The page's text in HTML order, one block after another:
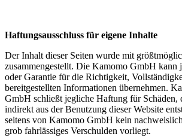
Haftungsausschluss für eigene Inhalte
Der Inhalt dieser Seiten wurde mit
zusammengestellt. Die Kamomo GmbH kann
oder Garantie für die Richtigkeit,
bereitgestellten Informationen übernehmen.
GmbH schließt jegliche Haftung für Schäden,
indirekt aus der Benutzung dieser Website
seitens von Kamomo GmbH kein
grob fahrlässiges Verschulden vorliegt.